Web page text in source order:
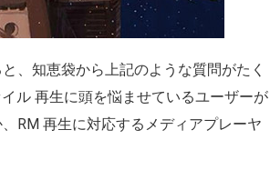
、知恵袋から上記のような質問がたく
ル 再生に頭を悩ませているユーザーが
RM 再生に対応するメディアプレーヤ